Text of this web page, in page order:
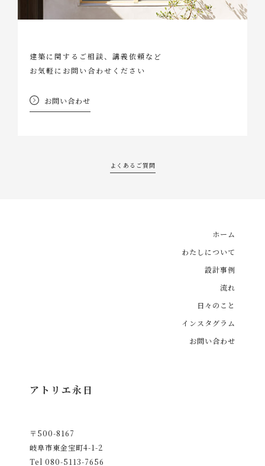
建築に関するご相談、講義依頼など
お気軽にお問い合わせください
お問い合わせ
よくあるご質問
アトリエ永日
〒500-8167
岐阜市東金宝町4-1-2
Tel 080-5113-7656
ホーム
わたしについて
設計事例
流れ
日々のこと
インスタグラム
お問い合わせ